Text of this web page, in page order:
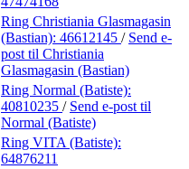
Ring Christiania Glasmagasin
(Bastian): 46612145 / Send e-
post til Christiania
Glasmagasin (Bastian)
Ring Normal (Batiste):
40810235 / Send e-post til
Normal (Batiste)
Ring VITA (Batiste):
64876211